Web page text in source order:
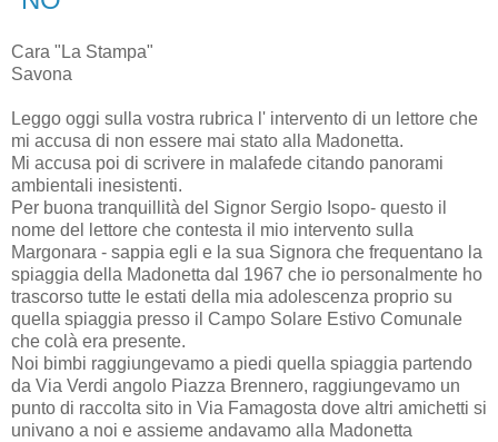
Cara "La Stampa"
Savona
Leggo oggi sulla vostra rubrica l' intervento di un lettore che
mi accusa di non essere mai stato alla Madonetta.
Mi accusa poi di scrivere in malafede citando panorami
ambientali inesistenti.
Per buona tranquillità del Signor Sergio Isopo- questo il
nome del lettore che contesta il mio intervento sulla
Margonara - sappia egli e la sua Signora che frequentano la
spiaggia della Madonetta dal 1967 che io personalmente ho
trascorso tutte le estati della mia adolescenza proprio su
quella spiaggia presso il Campo Solare Estivo Comunale
che colà era presente.
Noi bimbi raggiungevamo a piedi quella spiaggia partendo
da Via Verdi angolo Piazza Brennero, raggiungevamo un
punto di raccolta sito in Via Famagosta dove altri amichetti si
univano a noi e assieme andavamo alla Madonetta